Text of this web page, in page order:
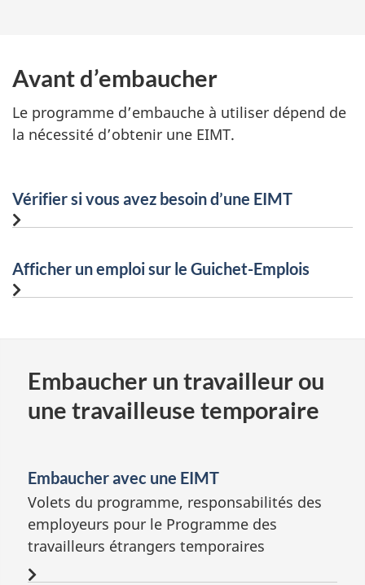
Avant d’embaucher
Le programme d’embauche à utiliser dépend de
la nécessité d’obtenir une EIMT.
Vérifier si vous avez besoin d’une EIMT
Afficher un emploi sur le Guichet-Emplois
Embaucher un travailleur ou
une travailleuse temporaire
Embaucher avec une EIMT
Volets du programme, responsabilités des
employeurs pour le Programme des
travailleurs étrangers temporaires